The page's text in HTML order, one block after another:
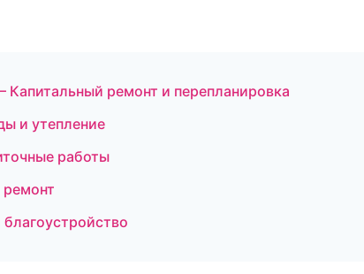
ремонт и перепланировка
и утепление
работы